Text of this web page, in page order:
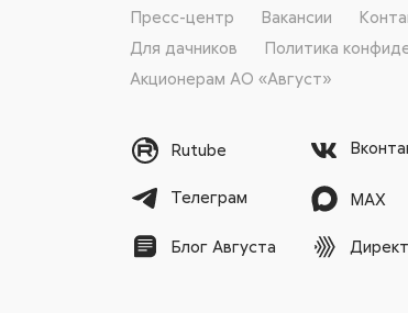
Пресс-центр Вакансии
Для дачников
Политика
Акционерам АО «Август»
Rutube
Телеграм MAX
Блог Августа